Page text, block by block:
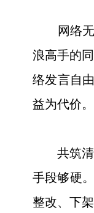
网络无界
浪高手的
络发言自
益为代价
共筑清朗
手段够硬
整改、下